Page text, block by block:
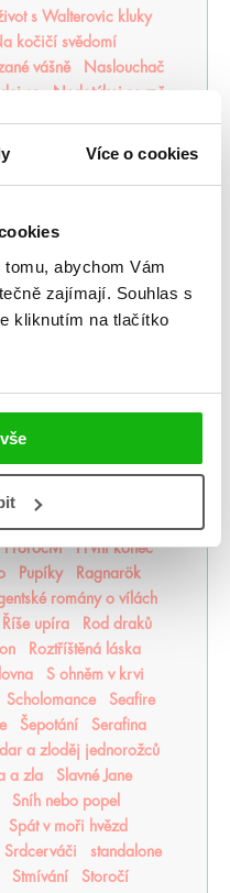
Více o cookies
abychom Vám
zajímají. Souhlas s
kliknutím na tlačítko
s Walterovic kluky
kočičí svědomí
vášně
Naslouchač
se
Nedotýkej se mě
Never After
Upon a Broken Heart
bohů
Osud a plamen
smrt
Panovo znamení
Pomněnka
Příběh magie
Princezna popela
Proroctví
První konec
Pupíky
Ragnarök
romány o vílách
Říše upíra
Rod draků
Roztříštěná láska
S ohněm v krvi
Scholomance
Seafire
Šepotání
Serafina
a zloděj jednorožců
a zla
Slavné Jane
Sníh nebo popel
Spát v moři hvězd
Srdcerváči
standalone
Stmívání
Storočí